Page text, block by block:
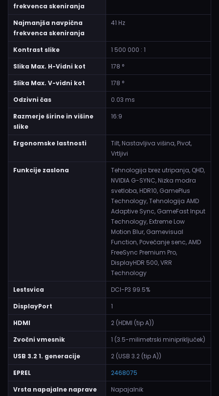
frekvenca skeniranja
Najmanjša navpična
frekvenca skeniranja
41 Hz
Kontrast slike
1 500 000 : 1
Slika Max. H-Vidni kot
178 °
Slika Max. V-vidni kot
178 °
Odzivni čas
0.03 ms
Razmerje širine in višine
slike
16:9
Ergonomske lastnosti
Tilt, Nastavljiva višina, Pivot,
Vrtljivi
Funkcije zaslona
Tehnologija brez utripanja, QHD,
NVIDIA G-SYNC, Nizka modra
svetloba, HDR10, GamePlus
Technology, Tehnologija AMD
Adaptive Sync, GameFast Input
Technology, Extreme Low
Motion Blur, Gamevisual
Function, Povečanje senc, AMD
FreeSync Premium Pro,
DisplayHDR 500, VRR
Technology
Lestsvica
DCI-P3 99.5%
DisplayPort
1
HDMI
2 (HDMI (tip A))
Zvočni vmesnik
1 (3.5-milimetrski minipriključek)
USB 3.2 1. generacije
2 (USB 3.2 (tip A))
EPREL
2468075
Vrsta napajalne naprave
Napajalnik